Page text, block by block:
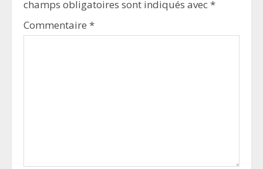
champs obligatoires sont indiqués avec*
Commentaire *